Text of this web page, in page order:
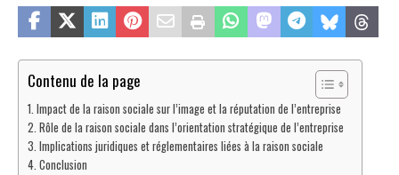
Contenu de la page
Impact de la raison sociale sur l’image et la réputation de l’entreprise
Rôle de la raison sociale dans l’orientation stratégique de l’entreprise
Implications juridiques et réglementaires liées à la raison sociale
Conclusion